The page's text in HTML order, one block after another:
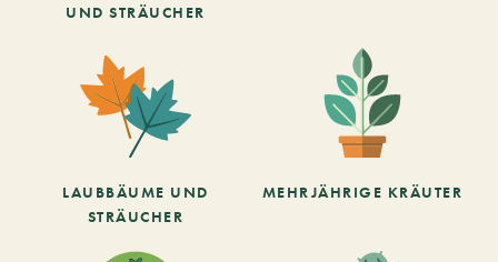
UND STRÄUCHER
LAUBBÄUME UND
STRÄUCHER
MEHRJÄHRIGE KRÄUTER